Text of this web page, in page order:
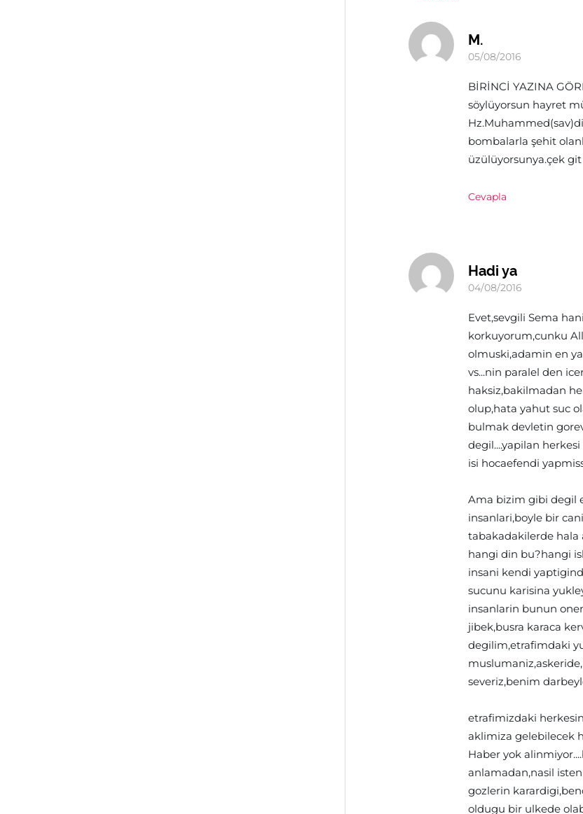
M.
05/08/2016
BİRİNCİ YAZINA
söylüyorsun hayret
bombalarla şehit
üzülüyorsunya.çek
Cevapla
Hadi ya
04/08/2016
Evet,sevgili Sema
korkuyorum,cunku
olmuski,adamin en
vs...nin paralel den
haksiz,bakilmadan
olup,hata yahut suc
bulmak devletin
degil....yapilan
isi hocaefendi
Ama bizim gibi degil
insanlari,boyle bir
tabakadakilerde hala
hangi din bu?hangi
insani kendi
sucunu karisina
insanlarin bunun
jibek,busra karaca
degilim,etrafimdaki
severiz,benim
etrafimizdaki
aklimiza gelebilecek
Haber yok
anlamadan,nasil
gozlerin
oldugu bir ulkede